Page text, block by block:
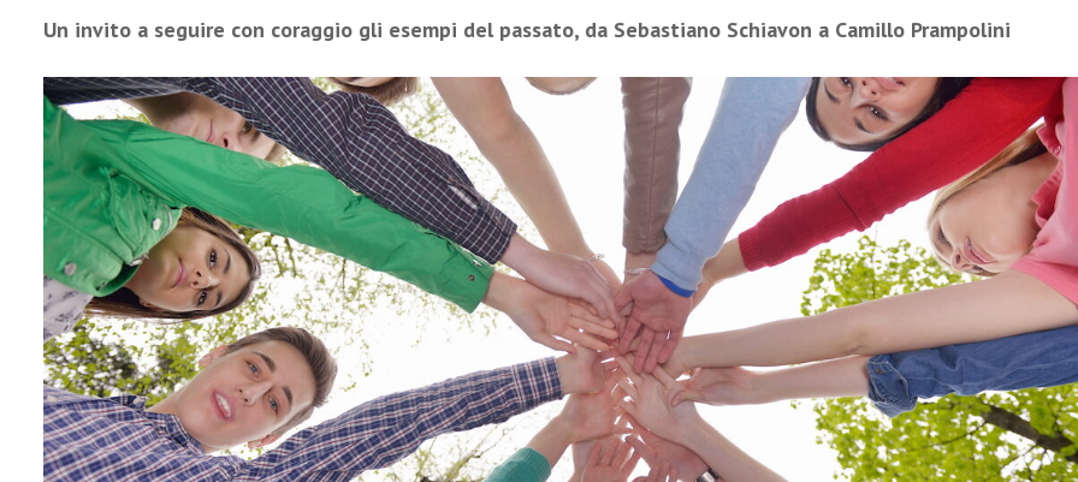
Un invito a seguire con coraggio gli esempi del passato, da Sebastiano Schiavon a Camillo Prampolini